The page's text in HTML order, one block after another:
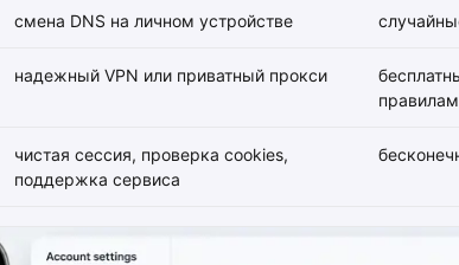
смена DNS на личном устройстве
надежный VPN или приватный прокси
чистая сессия, проверка cookies,
поддержка сервиса